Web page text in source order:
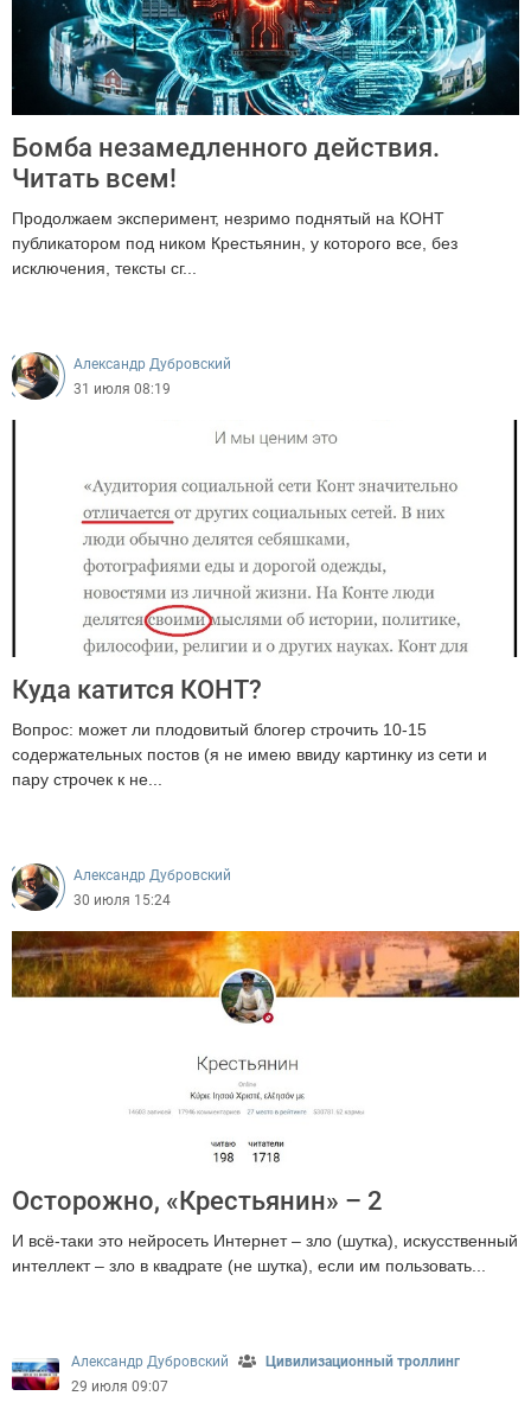
Бомба незамедленного действия.
Читать всем!
Продолжаем эксперимент, незримо поднятый на КОНТ
публикатором под ником Крестьянин, у которого все, без
исключения, тексты сг...
Александр Дубровский
31 июля 08:19
Куда катится КОНТ?
Вопрос: может ли плодовитый блогер строчить 10-15
содержательных постов (я не имею ввиду картинку из сети и
пару строчек к не...
Александр Дубровский
30 июля 15:24
Осторожно, «Крестьянин» – 2
И всё-таки это нейросеть Интернет – зло (шутка), искусственный
интеллект – зло в квадрате (не шутка), если им пользовать...
Александр Дубровский
Цивилизационный троллинг
29 июля 09:07